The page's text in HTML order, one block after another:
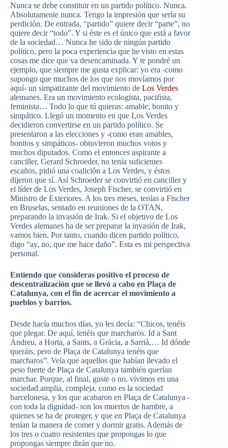
Nunca se debe constituir en un partido político. Nunca.
Absolutamente nunca. Tengo la impresión que sería su
perdición. De entrada, “partido” quiere decir “parte”, no
quiere decir “todo”. Y si éste es el único que está a favor
de la sociedad… Nunca he sido de ningún partido
político, pero la poca experiencia que he visto en estas
cosas me dice que va desencaminada. Y te pondré un
ejemplo, que siempre me gusta explicar: yo era -como
supongo que muchos de los que nos movíamos por
aquí- un simpatizante del movimiento de Los Verdes
alemanes. Era un movimiento ecologista, pacifista,
feminista… Todo lo que tú quieras: amable, bonito y
simpático. Llegó un momento en que Los Verdes
decidieron convertirse en un partido político. Se
presentaron a las elecciones y -como eran amables,
bonitos y simpáticos- obtuvieron muchos votos y
muchos diputados. Como el entonces aspirante a
canciller, Gerard Schroeder, no tenía suficientes
escaños, pidió una coalición a Los Verdes, y éstos
dijeron que sí. Así Schroederse convirtió en canciller y
el líder de Los Verdes, Joseph Fischer, se convirtió en
Ministro de Exteriores. A los tres meses, tenías a Fischer
en Bruselas, sentado en reuniones de la OTAN,
preparando la invasión de Irak. Si el objetivo de Los
Verdes alemanes ha de ser preparar la invasión de Irak,
vamos bien. Por tanto, cuando dicen partido político,
digo “ay, no, que me hace daño”. Esta es mi perspectiva
personal.
Entiendo que consideras positivo el proceso de
descentralización que se llevó a cabo en Plaça de
Catalunya, con el fin de acercar el movimiento a
pueblos y barrios.
Desde hacía muchos días, yo les decía: “Chicos, tenéis
que plegar. De aquí, tenéis que marcharos. Id a Sant
Andreu, a Horta, a Sants, a Gràcia, a Sarrià,… Id dónde
queráis, pero de Plaça de Catalunya tenéis que
marcharos”. Veía que aquellos que habían llevado el
peso fuerte de Plaça de Catalunya también querían
marchar. Porque, al final, guste o no, vivimos en una
sociedad amplia, compleja, como es la sociedad
barcelonesa, y los que acabaron en Plaça de Catalunya -
con toda la dignidad- son los muertos de hambre, a
quienes se ha de proteger, y que en Plaça de Catalunya
tenían la manera de comer y dormir gratis. Además de
los tres o cuatro resistentes que propongas lo que
propongas siempre dirán que no.